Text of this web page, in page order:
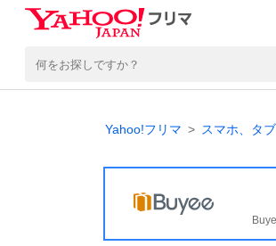
Yahoo!フリマ スマホ、タ